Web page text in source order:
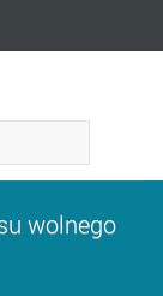
wolnego